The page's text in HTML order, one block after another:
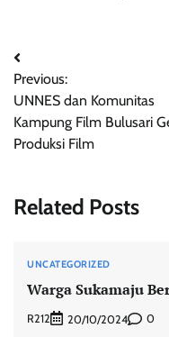
Post
navigation
Previous:
UNNES dan Komunitas
Kampung Film Bulusari
Produksi Film
Related Posts
UNCATEGORIZED
Warga Sukamaju
R212 20/10/2024 0